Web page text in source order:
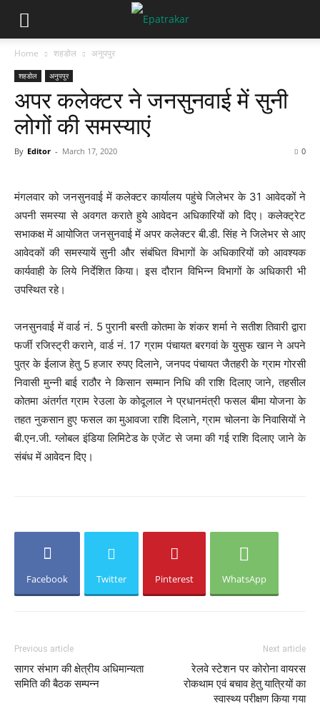
Home शहडोल अनुपपुर
शहडोल अनुपपुर
अपर कलेक्टर ने जनसुनवाई में सुनी
लोगों की समस्याएं
By Editor - March 17, 2020 0
मंगलवार को जनसुनवाई में कलेक्टर कार्यालय पहुंचे जिलेभर के 31 आवेदकों ने
अपनी समस्या से अवगत कराते हुये आवेदन अधिकारियों को दिए। कलेक्ट्रेट
सभाकक्ष में आयोजित जनसुनवाई में अपर कलेक्टर बी.डी. सिंह ने जिलेभर से आए
आवेदकों की समस्यायें सुनी और संबंधित विभागों के अधिकारियों को आवश्यक
कार्यवाही के लिये निर्देशित किया। इस दौरान विभिन्न विभागों के अधिकारी भी
उपस्थित रहे।
जनसुनवाई में वार्ड नं. 5 पुरानी बस्ती कोतमा के शंकर शर्मा ने सतीश तिवारी द्वारा
फर्जी रजिस्ट्री कराने, वार्ड नं. 17 ग्राम पंचायत बरगवां के युसुफ खान ने अपने
पुत्र के ईलाज हेतु 5 हजार रुपए दिलाने, जनपद पंचायत जैतहरी के ग्राम गोरसी
निवासी मुन्नी बाई राठौर ने किसान सम्मान निधि की राशि दिलाए जाने, तहसील
कोतमा अंतर्गत ग्राम रेउला के कोदूलाल ने प्रधानमंत्री फसल बीमा योजना के
तहत नुकसान हुए फसल का मुआवजा राशि दिलाने, ग्राम चोलना के निवासियों ने
बी.एन.जी. ग्लोबल इंडिया लिमिटेड के एजेंट से जमा की गई राशि दिलाए जाने के
संबंध में आवेदन दिए।
Facebook Twitter Pinterest WhatsApp
Previous article
सागर संभाग की क्षेत्रीय अधिमान्यता
समिति की बैठक सम्पन्न
Next article
रेलवे स्टेशन पर कोरोना वायरस
रोकथाम एवं बचाव हेतु यात्रियों का
स्वास्थ्य परीक्षण किया गया